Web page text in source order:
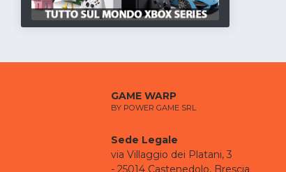
GAME WARP
BY POWER GAME SRL
Sede Legale
via Villaggio dei Platani, 3
- 25014 Castenedolo, Brescia